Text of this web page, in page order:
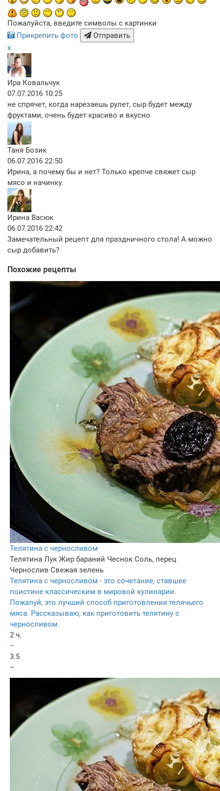
Пожалуйста, введите символы с картинки
Прикрепить фото
Отправить
x
Ира Ковальчук
07.07.2016 10:25
не спрячет, когда нарезаешь рулет, сыр будет между
фруктами, очень будет красиво и вкусно
Таня Бозик
06.07.2016 22:50
Ирина, а почему бы и нет? Только крепче свяжет сыр
мясо и начинку.
Ирина Васюк
06.07.2016 22:42
Замечательный рецепт для праздничного стола! А можно
сыр добавить?
Похожие рецепты
Телятина с черносливом
Телятина Лук Жир бараний Чеснок Соль, перец
Чернослив Свежая зелень
Телятина с черносливом - это сочетание, ставшее
поистине классическим в мировой кулинарии.
Пожалуй, это лучший способ приготовления телячьего
мяса. Рассказываю, как приготовить телятину с
черносливом.
2 ч.
–
3.5
–